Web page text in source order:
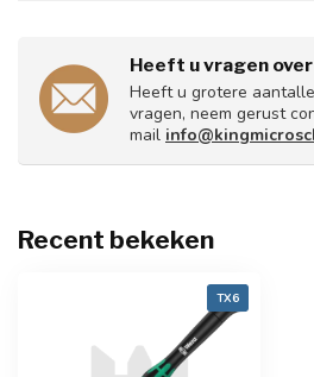
Heeft u vragen
Heeft u grotere
vragen, neem gerust
mail
Recent bekeken
TX6